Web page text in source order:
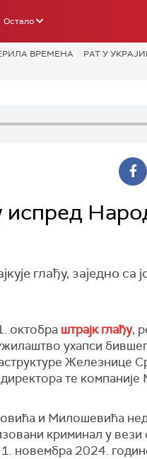
Остало
ВРЕМЕНА РАТ У
испред
глађу, заједно са
октобра штрајк глађу,
ухапси
Железнице
те компаније
и Милошевића
криминал у вези
новембра 2024.